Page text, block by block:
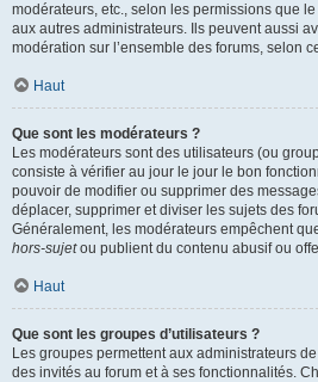
modérateurs, etc., selon les permissions que
aux autres administrateurs. Ils peuvent aussi
modération sur l’ensemble des forums, selon
Haut
Que sont les modérateurs ?
Les modérateurs sont des utilisateurs (ou
consiste à vérifier au jour le jour le bon
pouvoir de modifier ou supprimer des
déplacer, supprimer et diviser les sujets des
Généralement, les modérateurs empêchent
hors-sujetou publient du contenu abusif ou
Haut
Que sont les groupes d’utilisateurs ?
Les groupes permettent aux administrateurs
des invités au forum et à ses fonctionnalités.